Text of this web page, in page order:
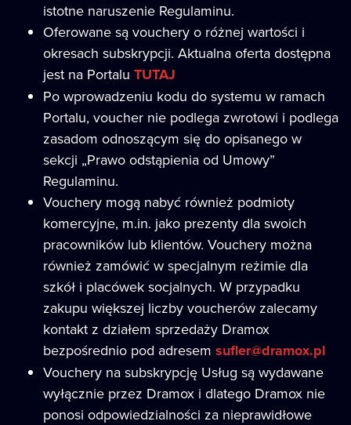
istotne naruszenie Regulaminu.
Oferowane są vouchery o różnej wartości i
okresach subskrypcji. Aktualna oferta dostępna
jest na Portalu TUTAJ
Po wprowadzeniu kodu do systemu w ramach
Portalu, voucher nie podlega zwrotowi i podlega
zasadom odnoszącym się do opisanego w
sekcji „Prawo odstąpienia od Umowy”
Regulaminu.
Vouchery mogą nabyć również podmioty
komercyjne, m.in. jako prezenty dla swoich
pracowników lub klientów. Vouchery można
również zamówić w specjalnym reżimie dla
szkół i placówek socjalnych. W przypadku
zakupu większej liczby voucherów zalecamy
kontakt z działem sprzedaży Dramox
bezpośrednio pod adresem sufler@dramox.pl
Vouchery na subskrypcję Usług są wydawane
wyłącznie przez Dramox i dlatego Dramox nie
ponosi odpowiedzialności za nieprawidłowe